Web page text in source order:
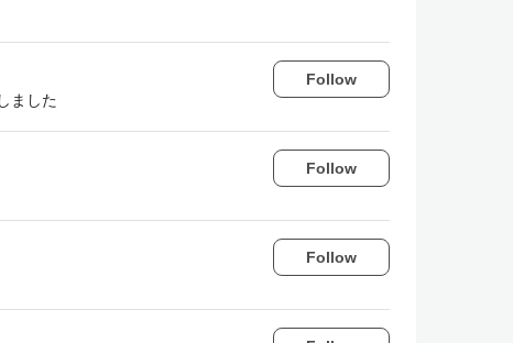
ました
Follow
Follow
Follow